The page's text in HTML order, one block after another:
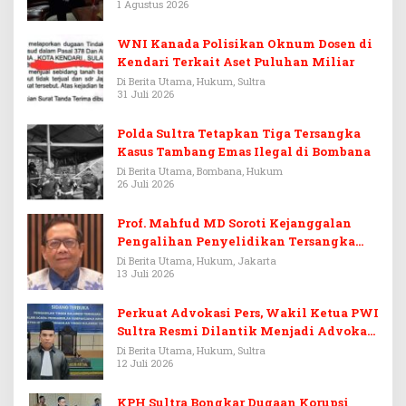
1 Agustus 2026
WNI Kanada Polisikan Oknum Dosen di
Kendari Terkait Aset Puluhan Miliar
Di Berita Utama, Hukum, Sultra
31 Juli 2026
Polda Sultra Tetapkan Tiga Tersangka
Kasus Tambang Emas Ilegal di Bombana
Di Berita Utama, Bombana, Hukum
26 Juli 2026
Prof. Mahfud MD Soroti Kejanggalan
Pengalihan Penyelidikan Tersangka
Febrie Adriansyah
Di Berita Utama, Hukum, Jakarta
13 Juli 2026
Perkuat Advokasi Pers, Wakil Ketua PWI
Sultra Resmi Dilantik Menjadi Advokat
PERADI
Di Berita Utama, Hukum, Sultra
12 Juli 2026
KPH Sultra Bongkar Dugaan Korupsi